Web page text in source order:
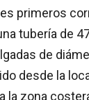
primeros
tubería de
de
desde la
la zona